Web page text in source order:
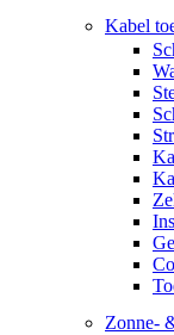
Kabel
Zonne-